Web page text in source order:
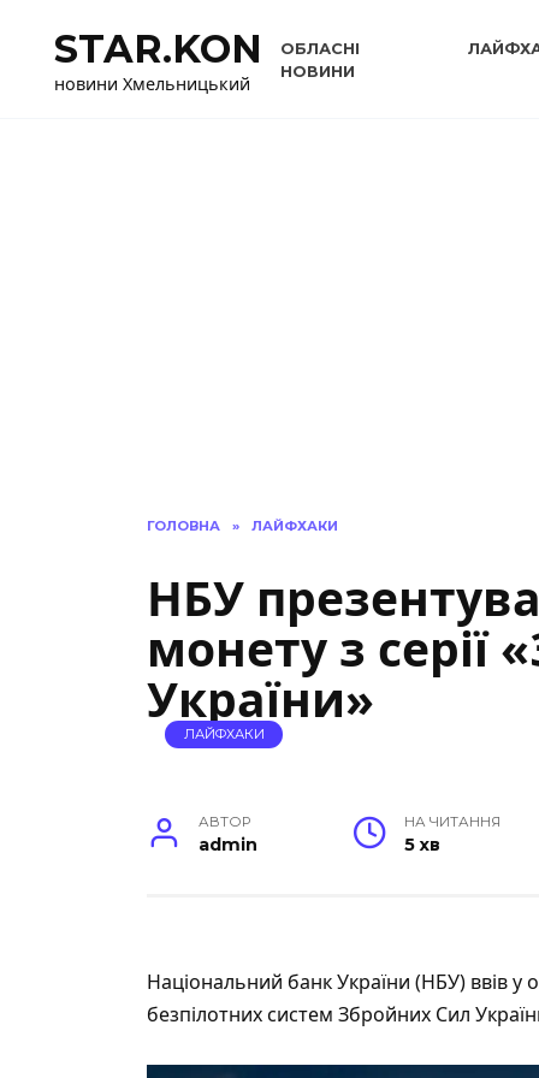
вмістуSTAR.KON
новини Хмельницький
ОБЛАСНІ
НОВИНИ
ГОЛОВНА » ЛАЙФХАКИ
НБУ
монету з серії
України»
ЛАЙФХАКИ
АВТОР
admin
НА ЧИТАННЯ
5 хв
Національний банк України (НБУ) ввів у
безпілотних систем Збройних Сил